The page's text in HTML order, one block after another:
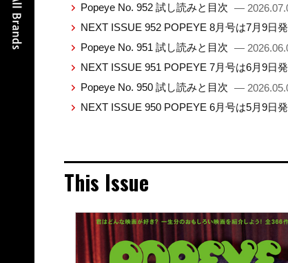
Popeye No. 952 試し読みと目次 —
NEXT ISSUE 952 POPEYE 8月号は7月9日発
Popeye No. 951 試し読みと目次 —
NEXT ISSUE 951 POPEYE 7月号は6月9日発
Popeye No. 950 試し読みと目次 —
NEXT ISSUE 950 POPEYE 6月号は5月9日発
This Issue